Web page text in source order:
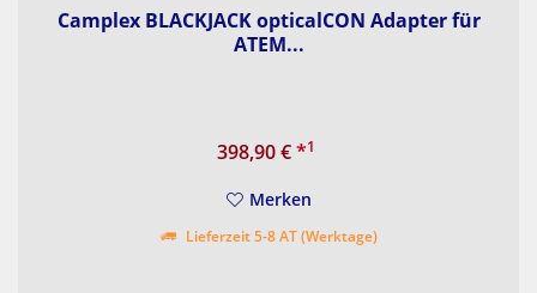
Camplex BLACKJACK opticalCON Adapter für
ATEM...
398,90 €*1
Merken
Lieferzeit 5-8 AT (Werktage)